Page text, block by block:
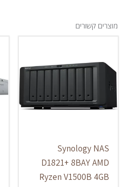
מוצרים קשורים
Synology NAS
D1821+ 8BAY AMD
Ryzen V1500B 4GB